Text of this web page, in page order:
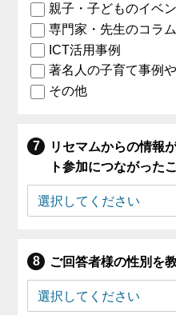
親子・子どものイベ
専門家・先生のコラム
ICT活用事例
著名人の子育て事例
その他
リセマムからの情報
ト参加につながった
ご回答者様の性別を